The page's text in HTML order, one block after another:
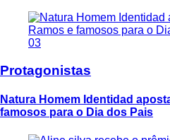
03
Protagonistas
Natura Homem Identidad
famosos para o Dia dos Pais